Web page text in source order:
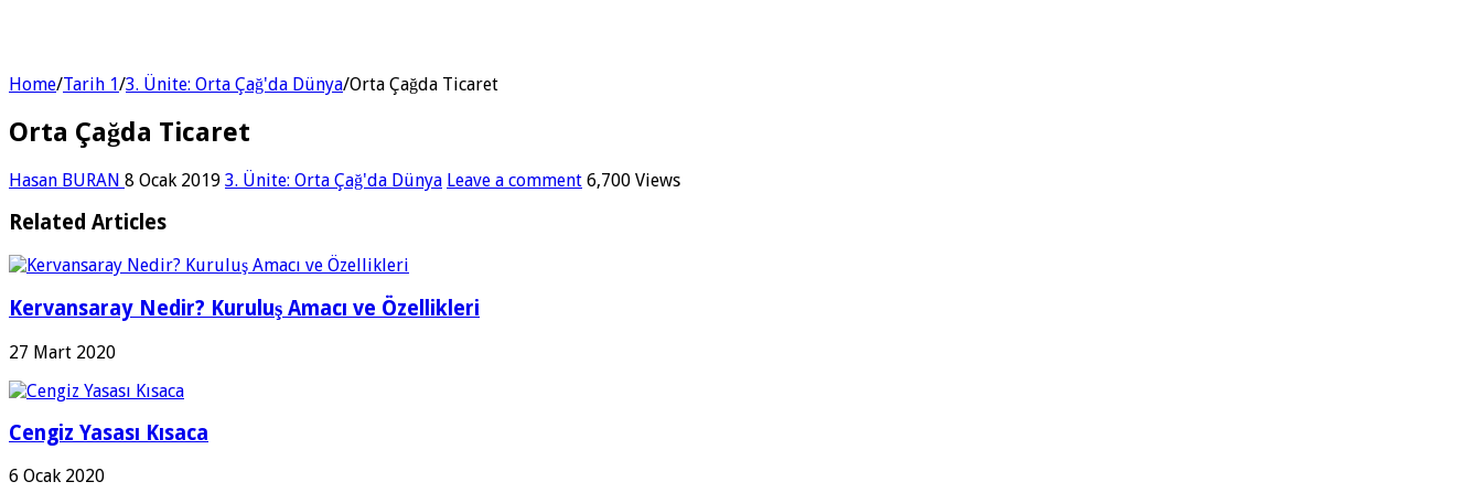
Home/Tarih 1/3. Ünite: Orta Çağ'da Dünya/Orta Çağda Ticaret
Orta Çağda Ticaret
Hasan BURAN 8 Ocak 2019 3. Ünite: Orta Çağ'da Dünya Leave a comment 6,700 Views
Related Articles
Kervansaray Nedir? Kuruluş Amacı ve Özellikleri
27 Mart 2020
Cengiz Yasası Kısaca
6 Ocak 2020